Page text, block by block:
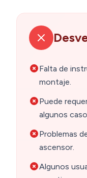
Falta de
montaje.
Puede
algunos
Problemas
ascensor.
Algunos